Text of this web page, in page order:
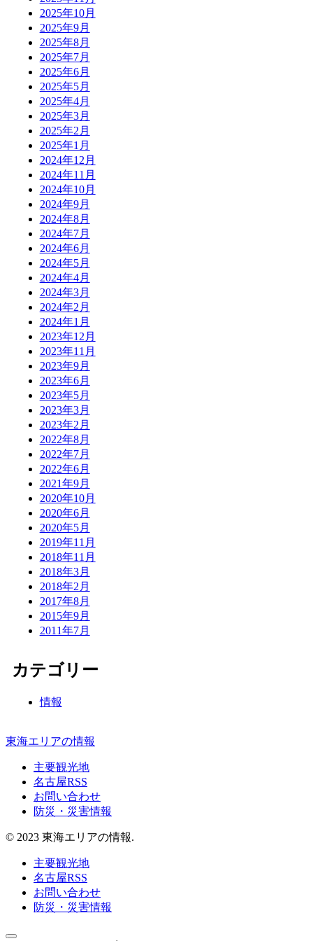
2025年10月
2025年9月
2025年8月
2025年7月
2025年6月
2025年5月
2025年4月
2025年3月
2025年2月
2025年1月
2024年12月
2024年11月
2024年10月
2024年9月
2024年8月
2024年7月
2024年6月
2024年5月
2024年4月
2024年3月
2024年2月
2024年1月
2023年12月
2023年11月
2023年9月
2023年6月
2023年5月
2023年3月
2023年2月
2022年8月
2022年7月
2022年6月
2021年9月
2020年10月
2020年6月
2020年5月
2019年11月
2018年11月
2018年3月
2018年2月
2017年8月
2015年9月
2011年7月
カテゴリー
情報
東海エリアの情報
主要観光地
名古屋RSS
お問い合わせ
防災・災害情報
© 2023 東海エリアの情報.
主要観光地
名古屋RSS
お問い合わせ
防災・災害情報